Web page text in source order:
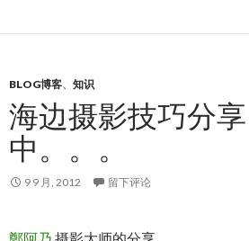
BLOG博客、 知识
海边摄影技巧分
中。。。
9 9 月, 2012 留下评论